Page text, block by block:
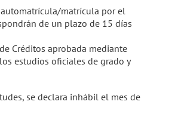
automatrícula/matrícula por el
de un plazo de 15 días
Créditos aprobada mediante
estudios oficiales de grado y
se declara inhábil el mes de